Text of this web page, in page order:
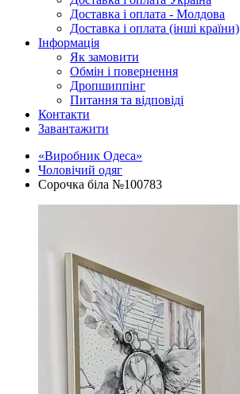
Доставка і оплата - Молдова
Доставка і оплата (інші країни)
Інформація
Як замовити
Обмін і повернення
Дропшиппінг
Питання та відповіді
Контакти
Завантажити
«Виробник Одеса»
Чоловічий одяг
Сорочка біла №100783